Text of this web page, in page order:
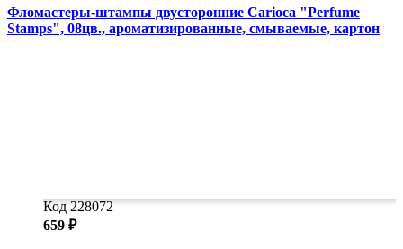
Фломастеры-штампы двусторонние Carioca "Perfume
Stamps", 08цв., ароматизированные, смываемые, картон
Код 228072
659 ₽